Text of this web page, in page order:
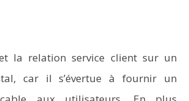
la relation service client sur un
car il s’évertue à fournir un